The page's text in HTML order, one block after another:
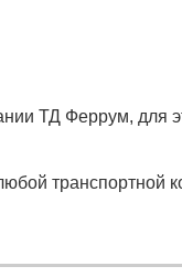
ТД Феррум, для
транспортной